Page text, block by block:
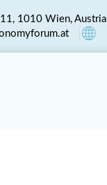
11, 1010 Wien, Austria